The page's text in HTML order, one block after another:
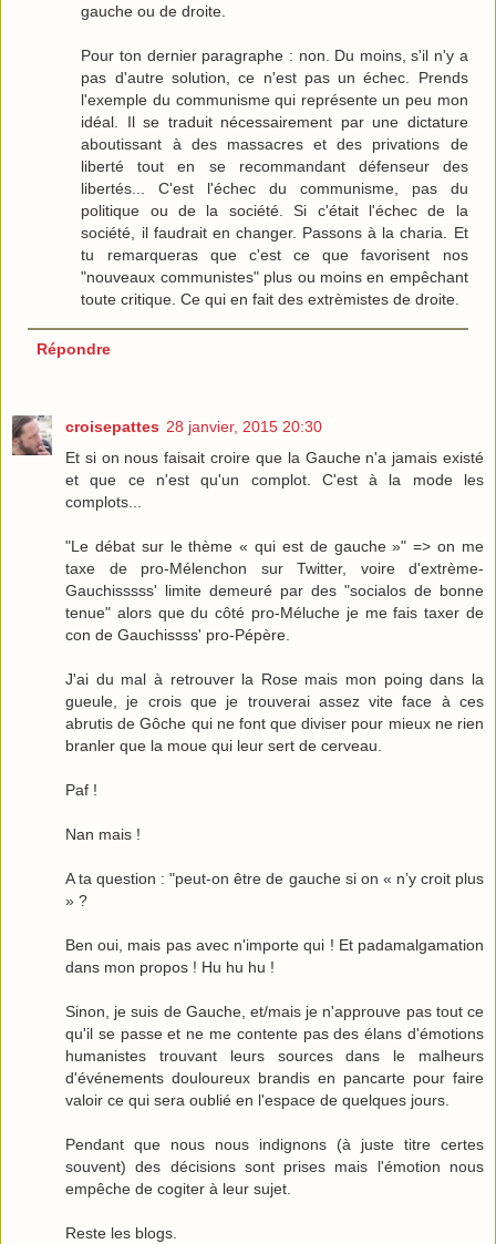
gauche ou de droite.
Pour ton dernier paragraphe : non. Du moins, s'il n'y a
pas d'autre solution, ce n'est pas un échec. Prends
l'exemple du communisme qui représente un peu mon
idéal. Il se traduit nécessairement par une dictature
aboutissant à des massacres et des privations de
liberté tout en se recommandant défenseur des
libertés... C'est l'échec du communisme, pas du
politique ou de la société. Si c'était l'échec de la
société, il faudrait en changer. Passons à la charia. Et
tu remarqueras que c'est ce que favorisent nos
"nouveaux communistes" plus ou moins en empêchant
toute critique. Ce qui en fait des extrèmistes de droite.
Répondre
croisepattes 28 janvier, 2015 20:30
Et si on nous faisait croire que la Gauche n'a jamais existé
et que ce n'est qu'un complot. C'est à la mode les
complots...
"Le débat sur le thème « qui est de gauche »" => on me
taxe de pro-Mélenchon sur Twitter, voire d'extrème-
Gauchisssss' limite demeuré par des "socialos de bonne
tenue" alors que du côté pro-Méluche je me fais taxer de
con de Gauchissss' pro-Pépère.
J'ai du mal à retrouver la Rose mais mon poing dans la
gueule, je crois que je trouverai assez vite face à ces
abrutis de Gôche qui ne font que diviser pour mieux ne rien
branler que la moue qui leur sert de cerveau.
Paf !
Nan mais !
A ta question : "peut-on être de gauche si on « n’y croit plus
» ?
Ben oui, mais pas avec n'importe qui ! Et padamalgamation
dans mon propos ! Hu hu hu !
Sinon, je suis de Gauche, et/mais je n'approuve pas tout ce
qu'il se passe et ne me contente pas des élans d'émotions
humanistes trouvant leurs sources dans le malheurs
d'événements douloureux brandis en pancarte pour faire
valoir ce qui sera oublié en l'espace de quelques jours.
Pendant que nous nous indignons (à juste titre certes
souvent) des décisions sont prises mais l'émotion nous
empêche de cogiter à leur sujet.
Reste les blogs.